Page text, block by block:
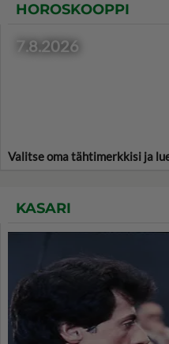
HOROSKOOPPI
7.8.2026
Valitse oma tähtimerkkisi ja
KASARI